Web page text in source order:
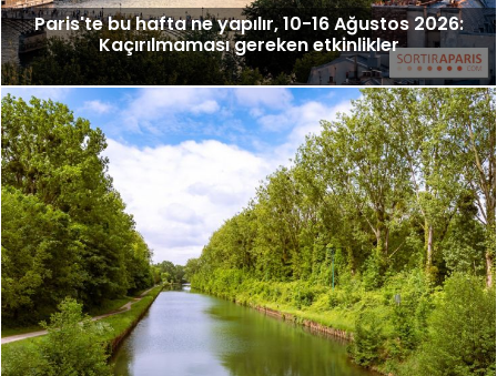
Paris'te bu hafta ne yapılır, 10-16 Ağustos 2026:
Kaçırılmaması gereken etkinlikler